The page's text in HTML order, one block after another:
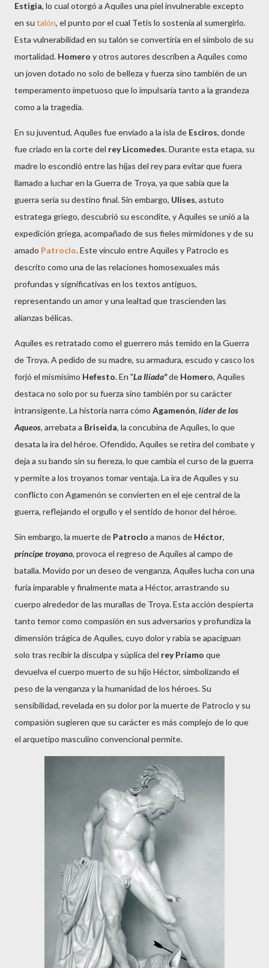
Estigia, lo cual otorgó a Aquiles una piel invulnerable excepto
en su talón, el punto por el cual Tetis lo sostenía al sumergirlo.
Esta vulnerabilidad en su talón se convertiría en el símbolo de su
mortalidad. Homero y otros autores describen a Aquiles como
un joven dotado no solo de belleza y fuerza sino también de un
temperamento impetuoso que lo impulsaría tanto a la grandeza
como a la tragedia.
En su juventud, Aquiles fue enviado a la isla de Esciros, donde
fue criado en la corte del rey Licomedes. Durante esta etapa, su
madre lo escondió entre las hijas del rey para evitar que fuera
llamado a luchar en la Guerra de Troya, ya que sabía que la
guerra sería su destino final. Sin embargo, Ulises, astuto
estratega griego, descubrió su escondite, y Aquiles se unió a la
expedición griega, acompañado de sus fieles mirmidones y de su
amado Patroclo. Este vínculo entre Aquiles y Patroclo es
descrito como una de las relaciones homosexuales más
profundas y significativas en los textos antiguos,
representando un amor y una lealtad que trascienden las
alianzas bélicas.
Aquiles es retratado como el guerrero más temido en la Guerra
de Troya. A pedido de su madre, su armadura, escudo y casco los
forjó el mismísimo Hefesto. En "La Ilíada"de Homero, Aquiles
destaca no solo por su fuerza sino también por su carácter
intransigente. La historia narra cómo Agamenón, líder de los
Aqueos, arrebata a Briseida, la concubina de Aquiles, lo que
desata la ira del héroe. Ofendido, Aquiles se retira del combate y
deja a su bando sin su fiereza, lo que cambia el curso de la guerra
y permite a los troyanos tomar ventaja. La ira de Aquiles y su
conflicto con Agamenón se convierten en el eje central de la
guerra, reflejando el orgullo y el sentido de honor del héroe.
Sin embargo, la muerte de Patroclo a manos de Héctor,
príncipe troyano, provoca el regreso de Aquiles al campo de
batalla. Movido por un deseo de venganza, Aquiles lucha con una
furia imparable y finalmente mata a Héctor, arrastrando su
cuerpo alrededor de las murallas de Troya. Esta acción despierta
tanto temor como compasión en sus adversarios y profundiza la
dimensión trágica de Aquiles, cuyo dolor y rabia se apaciguan
solo tras recibir la disculpa y súplica del rey Príamo que
devuelva el cuerpo muerto de su hijo Héctor, simbolizando el
peso de la venganza y la humanidad de los héroes. Su
sensibilidad, revelada en su dolor por la muerte de Patroclo y su
compasión sugieren que su carácter es más complejo de lo que
el arquetipo masculino convencional permite.